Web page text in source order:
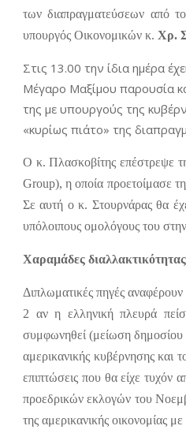
των διαπραγματεύσεων από
υπουργός Οικονομικών κ. Χρ.
Στις 13.00 την ίδια ημέρα
Μέγαρο Μαξίμου παρουσία
της με υπουργούς της
«κυρίως πιάτο» της
Ο κ. Πλασκοβίτης επέστρεψε
Group), η οποία προετοίμασε
Σε αυτή ο κ. Στουρνάρας θα
υπόλοιπους ομολόγους του
Χαραμάδες διαλλακτικότητας
Διπλωματικές πηγές
2 αν η ελληνική πλευρά
συμφωνηθεί (μείωση δημοσίου
αμερικανικής κυβέρνησης και
επιπτώσεις που θα είχε
προεδρικών εκλογών του
της αμερικανικής οικονομίας